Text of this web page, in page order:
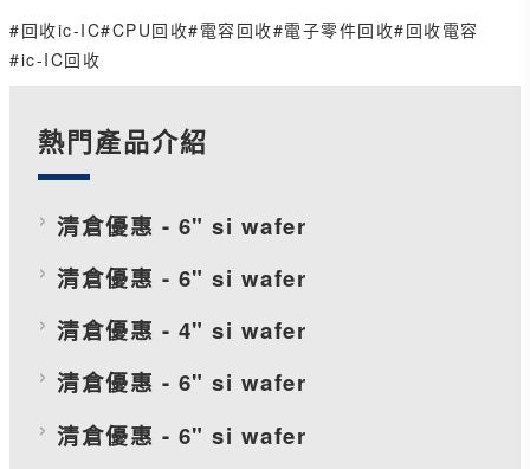
#回收ic-IC#CPU回收#電容回收#電子零件回收#回收電容
#ic-IC回收
熱門產品介紹
清倉優惠 - 6" si wafer
清倉優惠 - 6" si wafer
清倉優惠 - 4" si wafer
清倉優惠 - 6" si wafer
清倉優惠 - 6" si wafer